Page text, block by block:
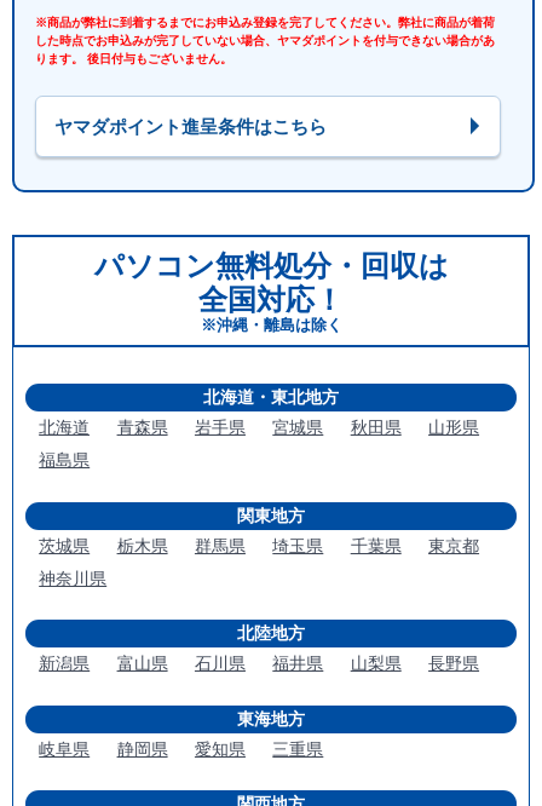
※商品が弊社に到着するまでにお申込み登録を完了してください。弊社に商品が着荷
した時点でお申込みが完了していない場合、ヤマダポイントを付与できない場合があ
ります。 後日付与もございません。
ヤマダポイント進呈条件はこちら
パソコン無料処分・回収は
全国対応！
※沖縄・離島は除く
北海道・東北地方
北海道
青森県 岩手県 宮城県 秋田県
山形県
福島県
関東地方
茨城県
栃木県 群馬県 埼玉県 千葉県
東京都
神奈川県
北陸地方
新潟県
富山県 石川県 福井県 山梨県 長野県
東海地方
岐阜県
静岡県 愛知県 三重県